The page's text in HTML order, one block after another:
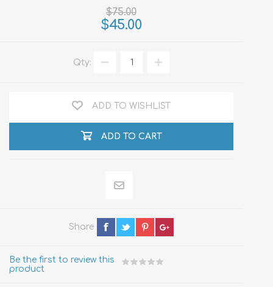
$75.00
$45.00
Qty:
ADD TO WISHLIST
ADD TO CART
Share
Be the first to review this
product